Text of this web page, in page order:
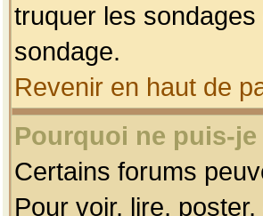
truquer les
sondage.
Revenir en haut de
Pourquoi ne puis-
Certains forums
Pour voir, lire,